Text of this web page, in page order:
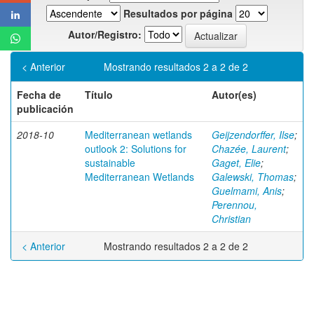
Resultados por página
Autor/Registro:
Mostrando resultados 2 a 2 de 2
< Anterior
Fecha de
publicación
Título Autor(es)
2018-10
Mediterranean wetlands
outlook 2: Solutions for
sustainable
Mediterranean Wetlands
Geijzendorffer, Ilse;
Chazée, Laurent;
Gaget, Elie;
Galewski, Thomas;
Guelmami, Anis;
Perennou,
Christian
Mostrando resultados 2 a 2 de 2
< Anterior